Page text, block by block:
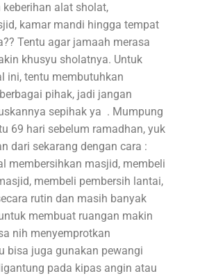
alat sholat,
kamar mandi hingga tempat
Tentu agar jamaah merasa
khusyu sholatnya. Untuk
ini, tentu membutuhkan
pihak, jadi jangan
sepihak ya . Mumpung
69 hari sebelum ramadhan, yuk
dari sekarang dengan cara :
membersihkan masjid, membeli
membeli pembersih lantai,
rutin dan masih banyak
membuat ruangan makin
nih menyemprotkan
bisa juga gunakan pewangi
pada kipas angin atau